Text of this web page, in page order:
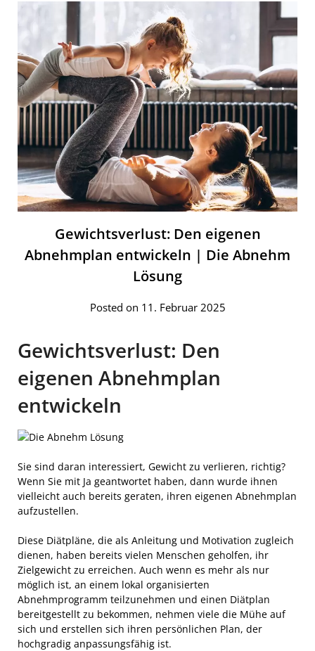
Gewichtsverlust: Den eigenen
Abnehmplan entwickeln | Die Abnehm
Lösung
Posted on 11. Februar 2025
Gewichtsverlust: Den
eigenen Abnehmplan
entwickeln
Sie sind daran interessiert, Gewicht zu verlieren, richtig?
Wenn Sie mit Ja geantwortet haben, dann wurde ihnen
vielleicht auch bereits geraten, ihren eigenen Abnehmplan
aufzustellen.
Diese Diätpläne, die als Anleitung und Motivation zugleich
dienen, haben bereits vielen Menschen geholfen, ihr
Zielgewicht zu erreichen. Auch wenn es mehr als nur
möglich ist, an einem lokal organisierten
Abnehmprogramm teilzunehmen und einen Diätplan
bereitgestellt zu bekommen, nehmen viele die Mühe auf
sich und erstellen sich ihren persönlichen Plan, der
hochgradig anpassungsfähig ist.